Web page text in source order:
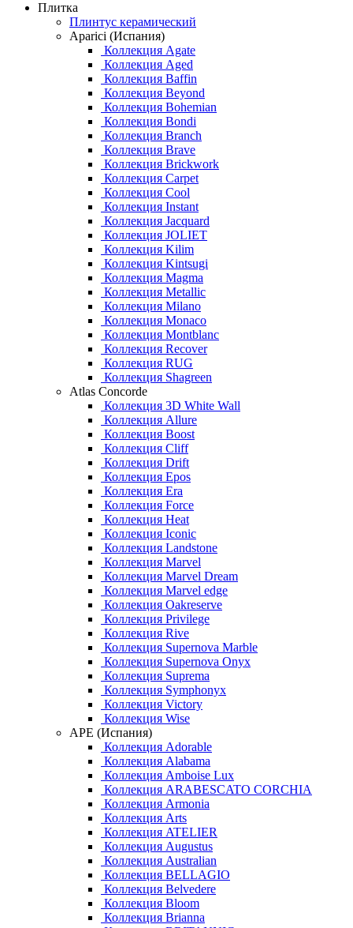
Плитка
Плинтус керамический
Aparici (Испания)
Коллекция Agate
Коллекция Aged
Коллекция Baffin
Коллекция Beyond
Коллекция Bohemian
Коллекция Bondi
Коллекция Branch
Коллекция Brave
Коллекция Brickwork
Коллекция Carpet
Коллекция Cool
Коллекция Instant
Коллекция Jacquard
Коллекция JOLIET
Коллекция Kilim
Коллекция Kintsugi
Коллекция Magma
Коллекция Metallic
Коллекция Milano
Коллекция Monaco
Коллекция Montblanc
Коллекция Recover
Коллекция RUG
Коллекция Shagreen
Atlas Concorde
Коллекция 3D White Wall
Коллекция Allure
Коллекция Boost
Коллекция Cliff
Коллекция Drift
Коллекция Epos
Коллекция Era
Коллекция Force
Коллекция Heat
Коллекция Iconic
Коллекция Landstone
Коллекция Marvel
Коллекция Marvel Dream
Коллекция Marvel edge
Коллекция Oakreserve
Коллекция Privilege
Коллекция Rive
Коллекция Supernova Marble
Коллекция Supernova Onyx
Коллекция Suprema
Коллекция Symphonyx
Коллекция Victory
Коллекция Wise
APE (Испания)
Коллекция Adorable
Коллекция Alabama
Коллекция Amboise Lux
Коллекция ARABESCATO CORCHIA
Коллекция Armonia
Коллекция Arts
Коллекция ATELIER
Коллекция Augustus
Коллекция Australian
Коллекция BELLAGIO
Коллекция Belvedere
Коллекция Bloom
Коллекция Brianna